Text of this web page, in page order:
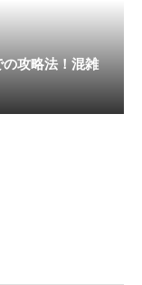
攻略法！混雑